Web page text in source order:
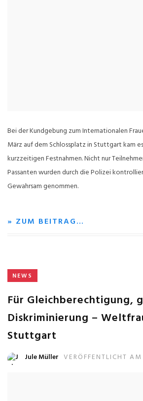
Bei der Kundgebung zum Internationalen
März auf dem Schlossplatz in Stuttgart kam
kurzzeitigen Festnahmen. Nicht nur
Passanten wurden durch die Polizei
Gewahrsam genommen.
» ZUM BEITRAG…
NEWS
Für Gleichberechtigung,
Diskriminierung –
Stuttgart
Jule Müller VERÖFFENTLICHT